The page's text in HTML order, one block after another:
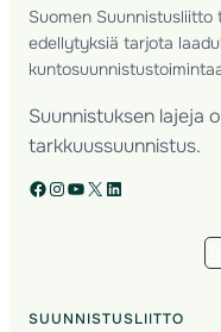
Suomen
edellytyksiä tarjota
Suunnistuksen lajeja
tarkkuussuunnistus.
Facebook Instagram YouTube X LinkedIn
SUUNNISTUSLIITTO